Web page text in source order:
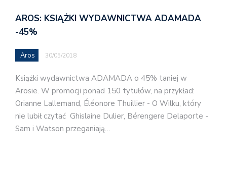
AROS: KSIĄŻKI WYDAWNICTWA ADAMADA
-45%
Aros 30/05/2018
Książki wydawnictwa ADAMADA o 45% taniej w
Arosie. W promocji ponad 150 tytułów, na przykład:
Orianne Lallemand, Éléonore Thuillier - O Wilku, który
nie lubił czytać Ghislaine Dulier, Bérengere Delaporte -
Sam i Watson przeganiają…